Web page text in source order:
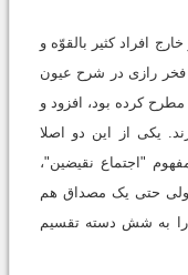
افراد کثیر بالقوّه و
فخر رازی در شرح عیون
کرده بود، افزود و
یکی از این دو اصلا
داشته باشد؛6 مانند مفهوم "اجتماع نقیضین"،
ولی حتی یک مصداق هم
کلی را به شش دسته تقسیم